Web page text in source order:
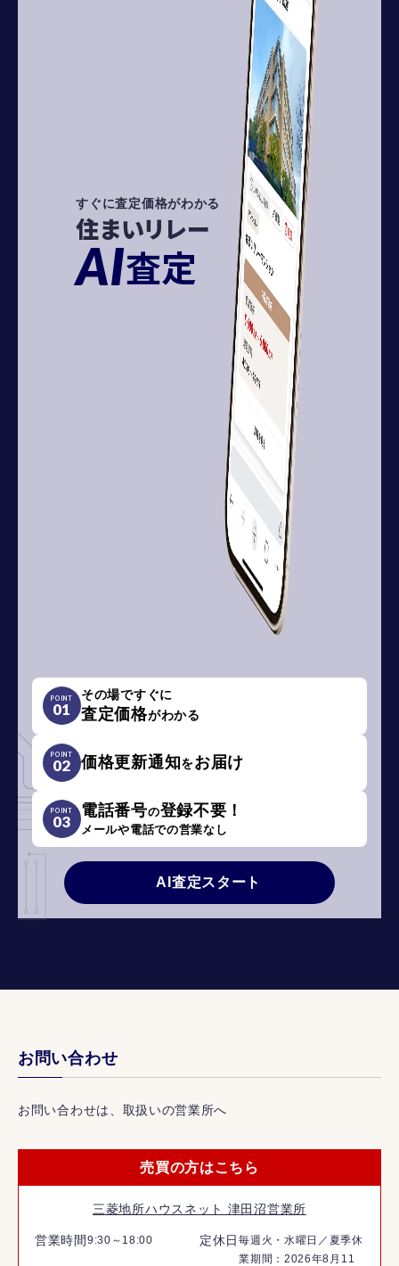
すぐに査定価格がわかる
住まいリレー
AI査定
POINT
01
その場ですぐに
査定価格がわかる
POINT
02 価格更新通知をお届け
POINT
03
電話番号の登録不要！
メールや電話での営業なし
AI査定スタート
お問い合わせ
お問い合わせは、取扱いの営業所へ
売買の方はこちら
三菱地所ハウスネット 津田沼営業所
営業時間9:30～18:00 定休日毎週火・水曜日／夏季休
業期間：2026年8月11